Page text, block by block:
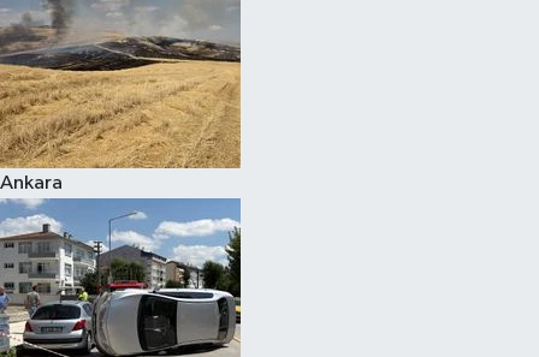
Ankara
Kültür Sanat
Sağlık
Siyaset
Teknoloji
Televizyon
Yaşam-Çevre